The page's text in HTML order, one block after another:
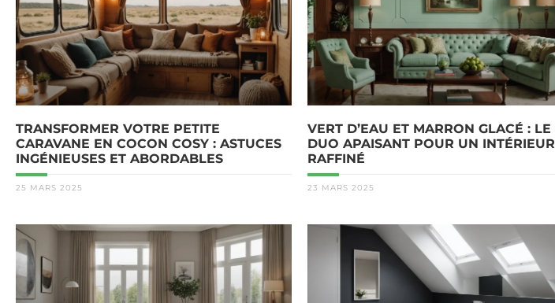
TRANSFORMER VOTRE PETITE
CARAVANE EN COCON COSY : ASTUCES
INGÉNIEUSES ET ABORDABLES
25 MARS 2025
VERT D’EAU ET MARRON GLACÉ : LE
DUO APAISANT POUR UN INTÉRIEUR
RAFFINÉ
23 MARS 2025